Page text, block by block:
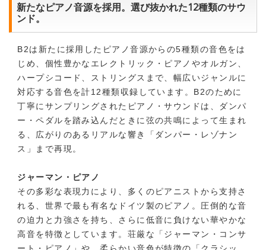
新たなピアノ音源を採用。選び抜かれた12種類のサウ
ンド。
B2は新たに採用したピアノ音源からの5種類の音色をは
じめ、個性豊かなエレクトリック・ピアノやオルガン、
ハープシコード、ストリングスまで、幅広いジャンルに
対応する音色を計12種類収録しています。B2のために
丁寧にサンプリングされたピアノ・サウンドは、ダンパ
ー・ペダルを踏み込んだときに弦の共鳴によって生まれ
る、広がりのあるリアルな響き「ダンパー・レゾナン
ス」まで再現。
ジャーマン・ピアノ
その多彩な表現力により、多くのピアニストから支持さ
れる、世界で最も有名なドイツ製のピアノ。圧倒的な音
の迫力と力強さを持ち、さらに低音に負けない華やかな
高音を特徴としています。荘厳な「ジャーマン・コンサ